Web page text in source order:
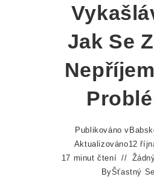
Jak Se
Publikováno v
Aktualizováno12
17 minut čtení
ByŠťastný